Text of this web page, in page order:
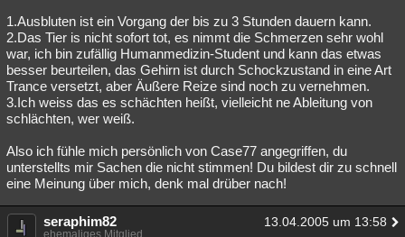
1.Ausbluten ist ein Vorgang der bis zu 3 Stunden dauern kann.
2.Das Tier is nicht sofort tot, es nimmt die Schmerzen sehr wohl
war, ich bin zufällig Humanmedizin-Student und kann das etwas
besser beurteilen, das Gehirn ist durch Schockzustand in eine Art
Trance versetzt, aber Äußere Reize sind noch zu vernehmen.
3.Ich weiss das es schächten heißt, vielleicht ne Ableitung von
schlächten, wer weiß.
Also ich fühle mich persönlich von Case77 angegriffen, du
unterstellts mir Sachen die nicht stimmen! Du bildest dir zu schnell
eine Meinung über mich, denk mal drüber nach!
seraphim82 13.04.2005 um 13:58
ehemaliges Mitglied